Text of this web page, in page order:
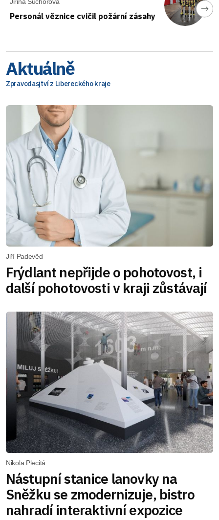
Jiřina Suchorová
Personál věznice cvičil požární zásahy
Aktuálně
Zpravodasjtví z Libereckého kraje
Jiří Padevěd
Frýdlant nepřijde o pohotovost, i
další pohotovosti v kraji zůstávají
Nikola Plecitá
Nástupní stanice lanovky na
Sněžku se zmodernizuje, bistro
nahradí interaktivní expozice